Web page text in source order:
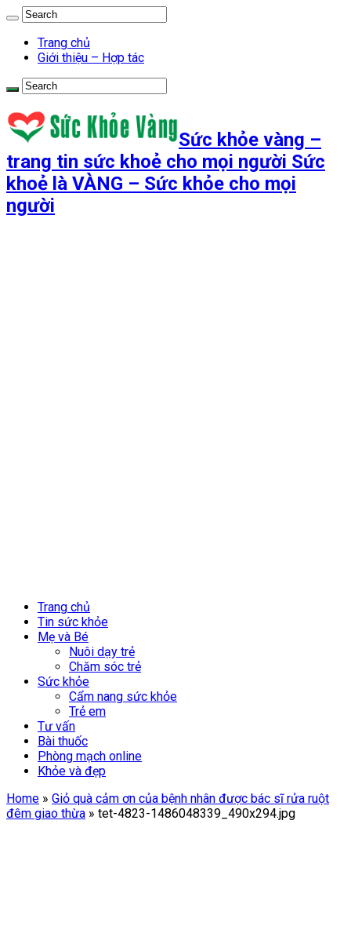
Trang chủ
Giới thiệu – Hợp tác
Sức khỏe vàng –
trang tin sức khoẻ cho mọi người Sức
khoẻ là VÀNG – Sức khỏe cho mọi
người
Trang chủ
Tin sức khỏe
Mẹ và Bé
Nuôi dạy trẻ
Chăm sóc trẻ
Sức khỏe
Cẩm nang sức khỏe
Trẻ em
Tư vấn
Bài thuốc
Phòng mạch online
Khỏe và đẹp
Home » Giỏ quà cảm ơn của bệnh nhân được bác sĩ rửa ruột
đêm giao thừa » tet-4823-1486048339_490x294.jpg